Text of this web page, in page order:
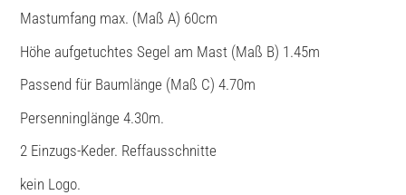
Mastumfang max. (Maß A) 60cm
Höhe aufgetuchtes Segel am Mast (Maß B) 1.45m
Passend für Baumlänge (Maß C) 4.70m
Persenninglänge 4.30m.
2 Einzugs-Keder. Reffausschnitte
kein Logo.